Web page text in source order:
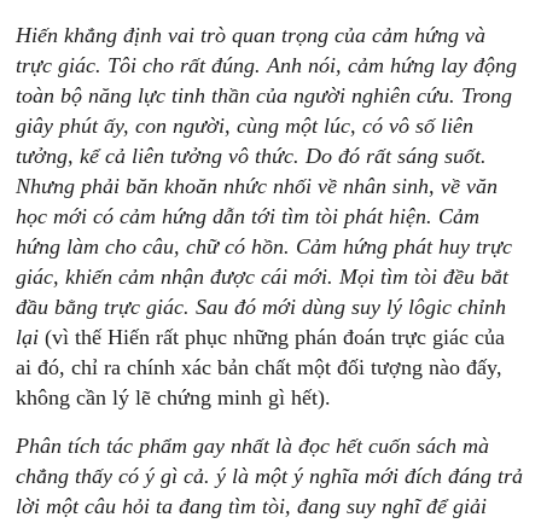
Hiến khẳng định vai trò quan trọng của cảm hứng và
trực giác. Tôi cho rất đúng. Anh nói, cảm hứng lay động
toàn bộ năng lực tinh thần của người nghiên cứu. Trong
giây phút ấy, con người, cùng một lúc, có vô số liên
tưởng, kể cả liên tưởng vô thức. Do đó rất sáng suốt.
Nhưng phải băn khoăn nhức nhối về nhân sinh, về văn
học mới có cảm hứng dẫn tới tìm tòi phát hiện. Cảm
hứng làm cho câu, chữ có hồn. Cảm hứng phát huy trực
giác, khiến cảm nhận được cái mới. Mọi tìm tòi đều bắt
đầu bằng trực giác. Sau đó mới dùng suy lý lôgic chỉnh
lại (vì thế Hiến rất phục những phán đoán trực giác của
ai đó, chỉ ra chính xác bản chất một đối tượng nào đấy,
không cần lý lẽ chứng minh gì hết).
Phân tích tác phẩm gay nhất là đọc hết cuốn sách mà
chẳng thấy có ý gì cả. ý là một ý nghĩa mới đích đáng trả
lời một câu hỏi ta đang tìm tòi, đang suy nghĩ để giải